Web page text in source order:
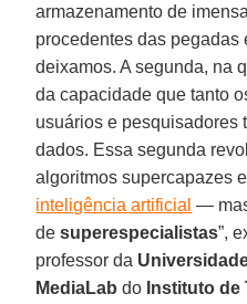
armazenamento de
procedentes das
deixamos. A segunda, na
da capacidade que tanto
usuários e pesquisadores
dados. Essa segunda
algoritmos supercapazes
inteligência artificial —
desuperespecialistas”,
professor da Universidade
MediaLab do Instituto